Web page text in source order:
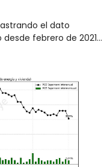
el dato
febrero de 2021...